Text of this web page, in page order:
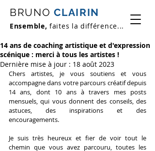
BRUNO CLAIRIN
Ensemble, faites la différence...
14 ans de coaching artistique et d'expression
scénique : merci à tous les artistes !
Dernière mise à jour : 18 août 2023
Chers artistes, je vous soutiens et vous
accompagne dans votre parcours créatif depuis
14 ans, dont 10 ans à travers mes posts
mensuels, qui vous donnent des conseils, des
astuces, des inspirations et des
encouragements.
Je suis très heureux et fier de voir tout le
chemin que vous avez parcouru, toutes les